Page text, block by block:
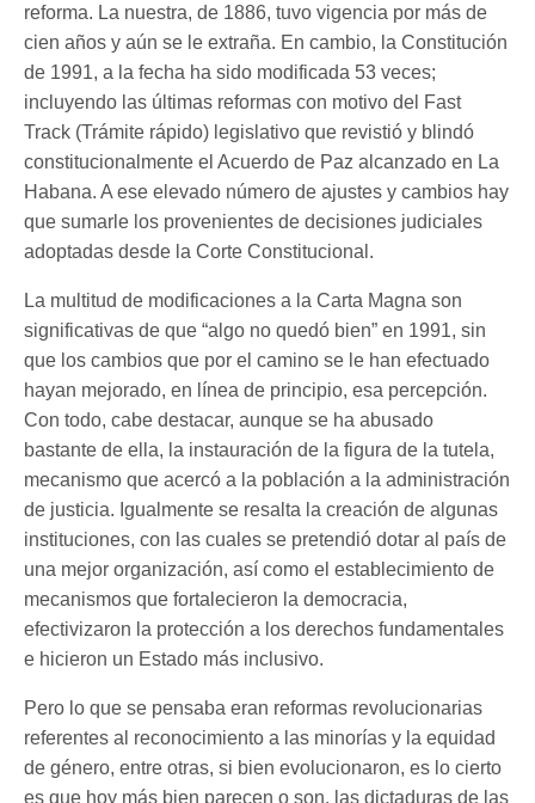
reforma. La nuestra, de 1886, tuvo vigencia por más de
cien años y aún se le extraña. En cambio, la Constitución
de 1991, a la fecha ha sido modificada 53 veces;
incluyendo las últimas reformas con motivo del Fast
Track (Trámite rápido) legislativo que revistió y blindó
constitucionalmente el Acuerdo de Paz alcanzado en La
Habana. A ese elevado número de ajustes y cambios hay
que sumarle los provenientes de decisiones judiciales
adoptadas desde la Corte Constitucional.
La multitud de modificaciones a la Carta Magna son
significativas de que “algo no quedó bien” en 1991, sin
que los cambios que por el camino se le han efectuado
hayan mejorado, en línea de principio, esa percepción.
Con todo, cabe destacar, aunque se ha abusado
bastante de ella, la instauración de la figura de la tutela,
mecanismo que acercó a la población a la administración
de justicia. Igualmente se resalta la creación de algunas
instituciones, con las cuales se pretendió dotar al país de
una mejor organización, así como el establecimiento de
mecanismos que fortalecieron la democracia,
efectivizaron la protección a los derechos fundamentales
e hicieron un Estado más inclusivo.
Pero lo que se pensaba eran reformas revolucionarias
referentes al reconocimiento a las minorías y la equidad
de género, entre otras, si bien evolucionaron, es lo cierto
es que hoy más bien parecen o son, las dictaduras de las